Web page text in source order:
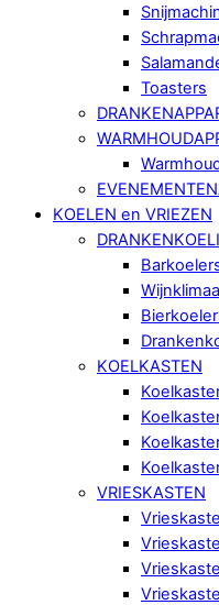
Toasters
KOELEN en VRIEZEN
KOELKASTEN
VRIESKASTEN